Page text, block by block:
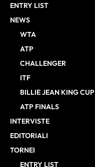
ENTRY LIST
NEWS
WTA
ATP
CHALLENGER
ITF
BILLIE JEAN KING CUP
ATP FINALS
INTERVISTE
EDITORIALI
TORNEI
ENTRY LIST